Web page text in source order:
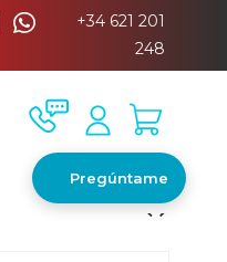
+34 621 201
248
Pregúntame